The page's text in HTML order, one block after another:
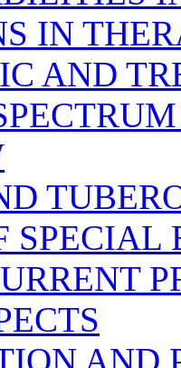
IN
AND
SPECIAL